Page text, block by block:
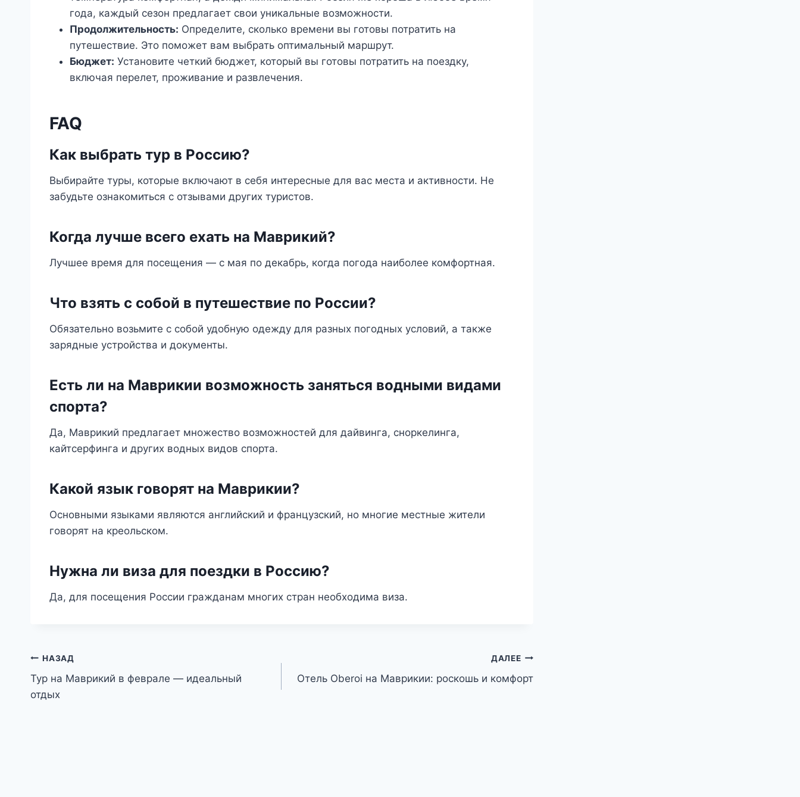
года, каждый сезон предлагает свои уникальные возможности.
Продолжительность: Определите, сколько времени вы готовы потратить на
путешествие. Это поможет вам выбрать оптимальный маршрут.
Бюджет: Установите четкий бюджет, который вы готовы потратить на поездку,
включая перелет, проживание и развлечения.
FAQ
Как выбрать тур в Россию?
Выбирайте туры, которые включают в себя интересные для вас места и активности. Не
забудьте ознакомиться с отзывами других туристов.
Когда лучше всего ехать на Маврикий?
Лучшее время для посещения — с мая по декабрь, когда погода наиболее комфортная.
Что взять с собой в путешествие по России?
Обязательно возьмите с собой удобную одежду для разных погодных условий, а также
зарядные устройства и документы.
Есть ли на Маврикии возможность заняться водными видами
спорта?
Да, Маврикий предлагает множество возможностей для дайвинга, сноркелинга,
кайтсерфинга и других водных видов спорта.
Какой язык говорят на Маврикии?
Основными языками являются английский и французский, но многие местные жители
говорят на креольском.
Нужна ли виза для поездки в Россию?
Да, для посещения России гражданам многих стран необходима виза.
Навигация
по
НАЗАД
Тур на Маврикий в феврале — идеальный
отдых
ДАЛЕЕ
Отель Oberoi на Маврикии: роскошь и комфорт